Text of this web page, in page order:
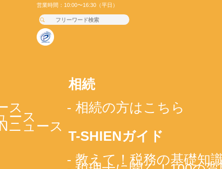
営業時間：10:00〜16:30（平日）
ス
ース
ニュース
相続
- 相続の方はこちら
T-SHIENガイド
- 教えて！税務の基礎知